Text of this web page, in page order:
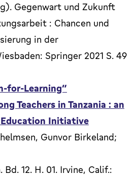
Gegenwart und Zukunft
: Chancen und
in der
Springer 2021 S. 49
for-Learning”
Teachers in Tanzania : an
Initiative
Gunvor Birkeland;
12. H. 01. Irvine, Calif.: